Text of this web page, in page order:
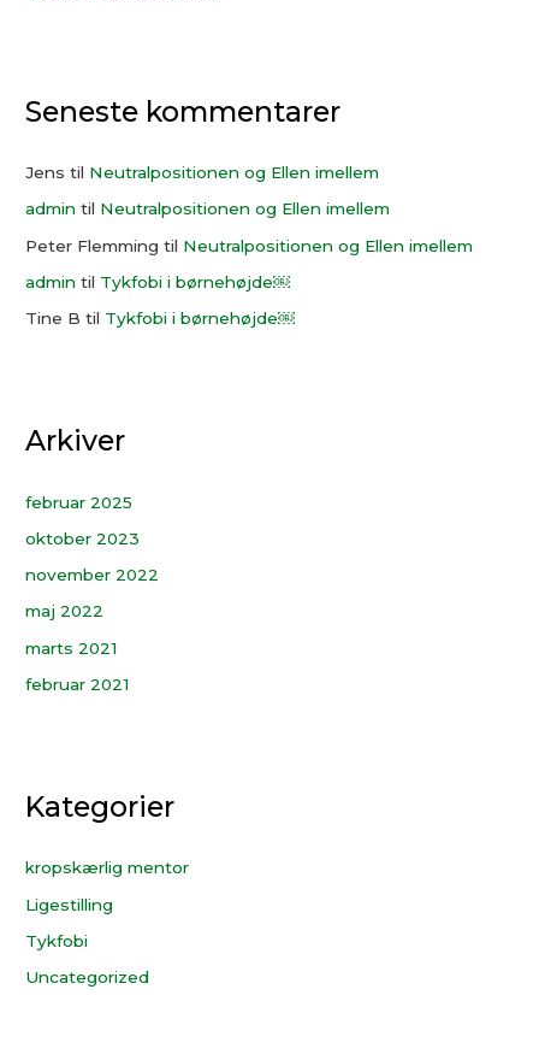
Seneste kommentarer
Jens til Neutralpositionen og Ellen imellem
admin til Neutralpositionen og Ellen imellem
Peter Flemming til Neutralpositionen og Ellen imellem
admin til Tykfobi i børnehøjde￼
Tine B til Tykfobi i børnehøjde￼
Arkiver
februar 2025
oktober 2023
november 2022
maj 2022
marts 2021
februar 2021
Kategorier
kropskærlig mentor
Ligestilling
Tykfobi
Uncategorized